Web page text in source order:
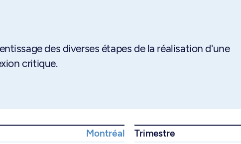
des diverses étapes de la réalisation d'une
critique.
Montréal Trimestre